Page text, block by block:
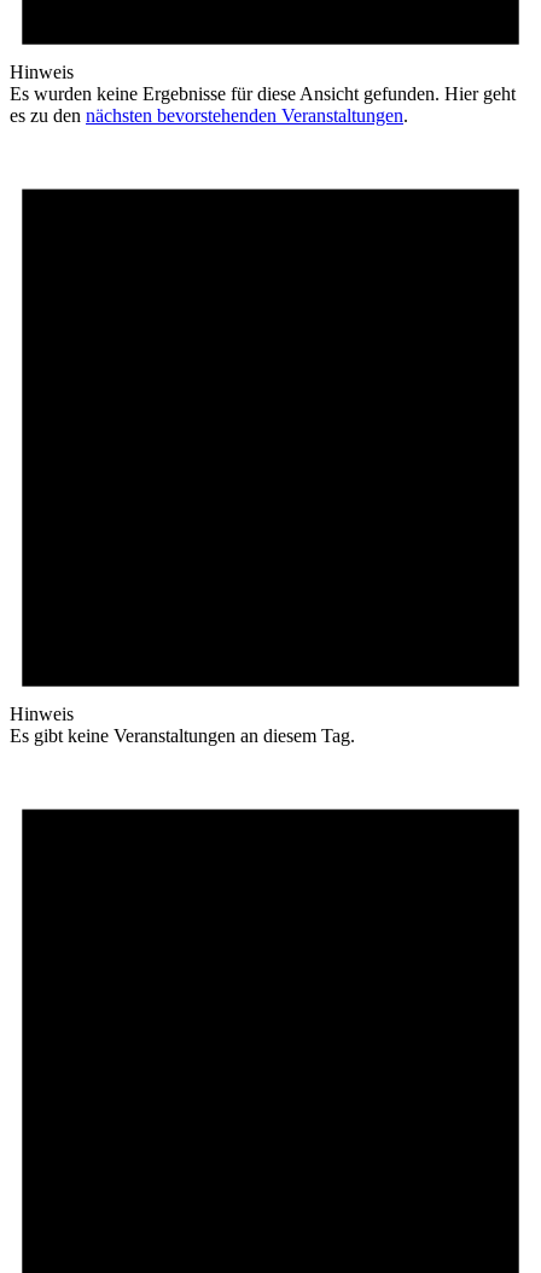
Hinweis
Es wurden keine Ergebnisse für diese Ansicht gefunden. Hier geht
es zu den nächsten bevorstehenden Veranstaltungen.
Hinweis
Es gibt keine Veranstaltungen an diesem Tag.